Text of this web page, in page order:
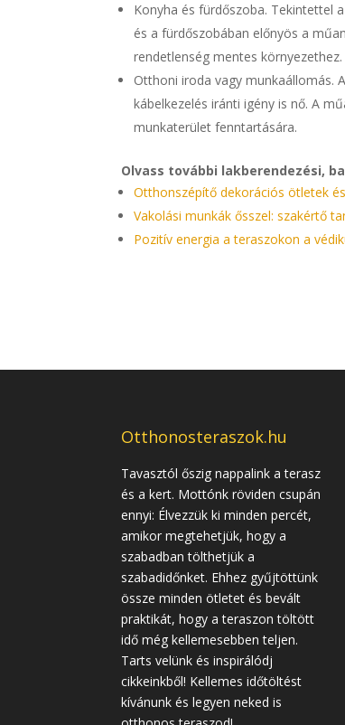
Konyha és fürdőszoba. Tekintettel
és a fürdőszobában előnyös a
rendetlenség mentes környezethez.
Otthoni iroda vagy munkaállomás.
kábelkezelés iránti igény is nő. A
munkaterület fenntartására.
Olvass további lakberendezési,
Otthonszépítő dekorációs ötletek
Vakolási munkák ősszel: szakértő
Pozitív energia a teraszokon a
Otthonosteraszok.hu
Tavasztól őszig nappalink a terasz
és a kert. Mottónk röviden csupán
ennyi: Élvezzük ki minden percét,
amikor megtehetjük, hogy a
szabadban tölthetjük a
szabadidőnket. Ehhez gyűjtöttünk
össze minden ötletet és bevált
praktikát, hogy a teraszon töltött
idő még kellemesebben teljen.
Tarts velünk és inspirálódj
cikkeinkből! Kellemes időtöltést
kívánunk és legyen neked is